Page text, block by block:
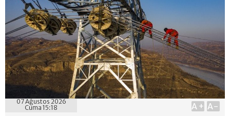
07 Ağustos 2026
Cuma 15:18
A+ A-